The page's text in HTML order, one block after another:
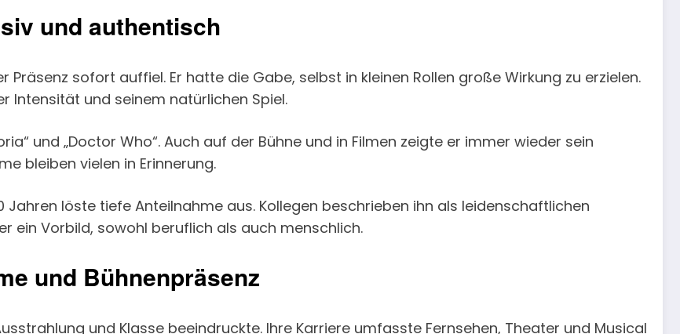
und authentisch
sofort auffiel. Er hatte die Gabe, selbst in kleinen Rollen große Wirkung zu erzielen.
Intensität und seinem natürlichen Spiel.
und „Doctor Who“. Auch auf der Bühne und in Filmen zeigte er immer wieder sein
bleiben vielen in Erinnerung.
löste tiefe Anteilnahme aus. Kollegen beschrieben ihn als leidenschaftlichen
ein Vorbild, sowohl beruflich als auch menschlich.
und Bühnenpräsenz
und Klasse beeindruckte. Ihre Karriere umfasste Fernsehen, Theater und Musical